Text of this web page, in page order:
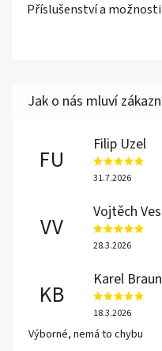
Příslušenství a možnosti
FU
Filip Uzel
31.7.2026
VV
Vojtěch
28.3.2026
KB
Karel Braun
18.3.2026
Výborné, nemá to chybu